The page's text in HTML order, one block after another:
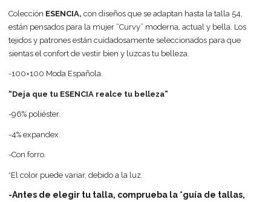
Colección ESENCIA,con diseños que se adaptan hasta la talla 54,
están pensados para la mujer “Curvy” moderna, actual y bella. Los
tejidos y patrones están cuidadosamente seleccionados para que
sientas el confort de vestir bien y luzcas tu belleza.
-100×100 Moda Española.
“Deja que tu ESENCIA realce tu belleza”
-96% poliéster.
-4% expandex.
-Con forro.
*El color puede variar, debido a la luz.
-Antes de elegir tu talla, comprueba la *guía de tallas,